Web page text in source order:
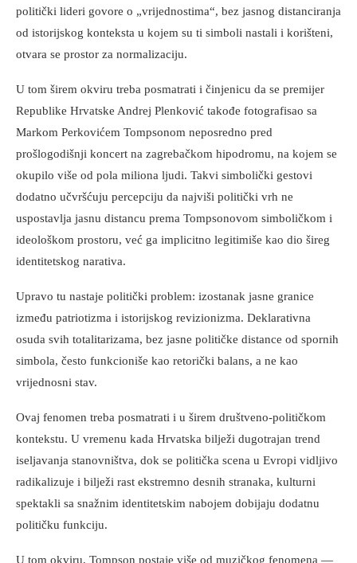
politički lideri govore o „vrijednostima“, bez jasnog distanciranja
od istorijskog konteksta u kojem su ti simboli nastali i korišteni,
otvara se prostor za normalizaciju.
U tom širem okviru treba posmatrati i činjenicu da se premijer
Republike Hrvatske Andrej Plenković takođe fotografisao sa
Markom Perkovićem Tompsonom neposredno pred
prošlogodišnji koncert na zagrebačkom hipodromu, na kojem se
okupilo više od pola miliona ljudi. Takvi simbolički gestovi
dodatno učvršćuju percepciju da najviši politički vrh ne
uspostavlja jasnu distancu prema Tompsonovom simboličkom i
ideološkom prostoru, već ga implicitno legitimiše kao dio šireg
identitetskog narativa.
Upravo tu nastaje politički problem: izostanak jasne granice
između patriotizma i istorijskog revizionizma. Deklarativna
osuda svih totalitarizama, bez jasne političke distance od spornih
simbola, često funkcioniše kao retorički balans, a ne kao
vrijednosni stav.
Ovaj fenomen treba posmatrati i u širem društveno-političkom
kontekstu. U vremenu kada Hrvatska bilježi dugotrajan trend
iseljavanja stanovništva, dok se politička scena u Evropi vidljivo
radikalizuje i bilježi rast ekstremno desnih stranaka, kulturni
spektakli sa snažnim identitetskim nabojem dobijaju dodatnu
političku funkciju.
U tom okviru, Tompson postaje više od muzičkog fenomena —